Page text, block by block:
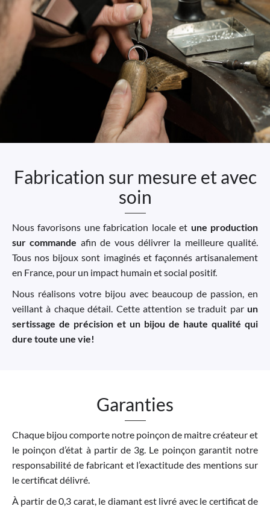
Fabrication sur mesure et avec
soin
Nous favorisons une fabrication locale et une production
sur commande afin de vous délivrer la meilleure qualité.
Tous nos bijoux sont imaginés et façonnés artisanalement
en France, pour un impact humain et social positif.
Nous réalisons votre bijou avec beaucoup de passion, en
veillant à chaque détail. Cette attention se traduit par un
sertissage de précision et un bijou de haute qualité qui
dure toute une vie!
Garanties
Chaque bijou comporte notre poinçon de maitre créateur et
le poinçon d’état à partir de 3g. Le poinçon garantit notre
responsabilité de fabricant et l’exactitude des mentions sur
le certificat délivré.
À partir de 0,3 carat, le diamant est livré avec le certificat de